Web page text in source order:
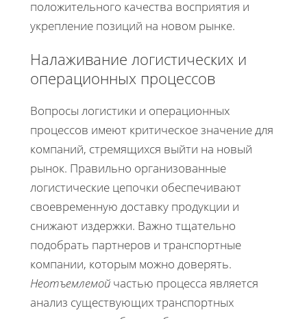
положительного качества восприятия и
укрепление позиций на новом рынке.
Налаживание логистических и
операционных процессов
Вопросы логистики и операционных
процессов имеют критическое значение для
компаний, стремящихся выйти на новый
рынок. Правильно организованные
логистические цепочки обеспечивают
своевременную доставку продукции и
снижают издержки. Важно тщательно
подобрать партнеров и транспортные
компании, которым можно доверять.
Неотъемлемой частью процесса является
анализ существующих транспортных